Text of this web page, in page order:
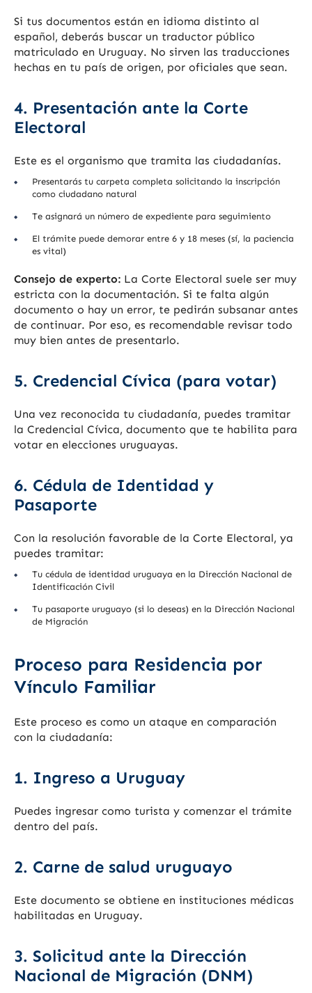
Si tus documentos están en idioma distinto al
español, deberás buscar un traductor público
matriculado en Uruguay. No sirven las traducciones
hechas en tu país de origen, por oficiales que sean.
4. Presentación ante la Corte
Electoral
Este es el organismo que tramita las ciudadanías.
Presentarás tu carpeta completa solicitando la inscripción
como ciudadano natural
Te asignará un número de expediente para seguimiento
El trámite puede demorar entre 6 y 18 meses (sí, la paciencia
es vital)
Consejo de experto: La Corte Electoral suele ser muy
estricta con la documentación. Si te falta algún
documento o hay un error, te pedirán subsanar antes
de continuar. Por eso, es recomendable revisar todo
muy bien antes de presentarlo.
5. Credencial Cívica (para votar)
Una vez reconocida tu ciudadanía, puedes tramitar
la Credencial Cívica, documento que te habilita para
votar en elecciones uruguayas.
6. Cédula de Identidad y
Pasaporte
Con la resolución favorable de la Corte Electoral, ya
puedes tramitar:
Tu cédula de identidad uruguaya en la Dirección Nacional de
Identificación Civil
Tu pasaporte uruguayo (si lo deseas) en la Dirección Nacional
de Migración
Proceso para Residencia por
Vínculo Familiar
Este proceso es como un ataque en comparación
con la ciudadanía:
1. Ingreso a Uruguay
Puedes ingresar como turista y comenzar el trámite
dentro del país.
2. Carne de salud uruguayo
Este documento se obtiene en instituciones médicas
habilitadas en Uruguay.
3. Solicitud ante la Dirección
Nacional de Migración (DNM)